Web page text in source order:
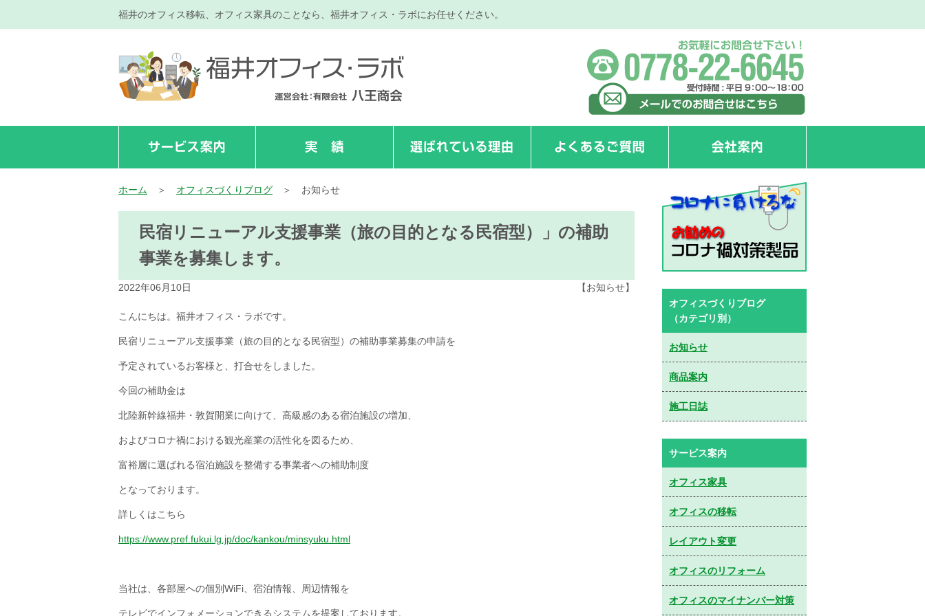
福井のオフィス移転、オフィス家具のことなら、福井オフィス・ラボにお任せください。
ホーム ＞ オフィスづくりブログ ＞ お知らせ
民宿リニューアル支援事業（旅の目的となる民宿型）」の補助
事業を募集します。
2022年06月10日 【お知らせ】
こんにちは。福井オフィス・ラボです。
民宿リニューアル支援事業（旅の目的となる民宿型）の補助事業募集の申請を
予定されているお客様と、打合せをしました。
今回の補助金は
北陸新幹線福井・敦賀開業に向けて、高級感のある宿泊施設の増加、
およびコロナ禍における観光産業の活性化を図るため、
富裕層に選ばれる宿泊施設を整備する事業者への補助制度
となっております。
詳しくはこちら
https://www.pref.fukui.lg.jp/doc/kankou/minsyuku.html
当社は、各部屋への個別WiFi、宿泊情報、周辺情報を
テレビでインフォメーションできるシステムを提案しております。
オフィスづくりブログ
（カテゴリ別）
お知らせ
商品案内
施工日誌
サービス案内
オフィス家具
オフィスの移転
レイアウト変更
オフィスのリフォーム
オフィスのマイナンバー対策